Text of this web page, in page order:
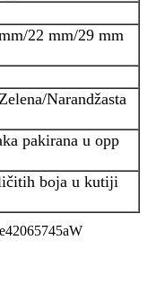
22 mm/29 mm
Narandžasta
pakirana u opp
boja u kutiji